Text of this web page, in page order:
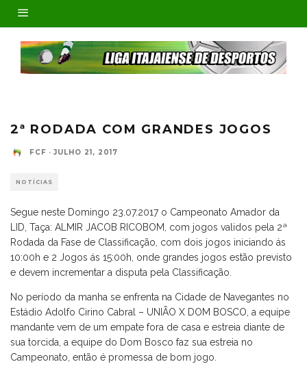
2ª RODADA COM GRANDES JOGOS
FCF · JULHO 21, 2017
NOTÍCIAS
Segue neste Domingo 23.07.2017 o Campeonato Amador da
LID, Taça: ALMIR JACOB RICOBOM, com jogos validos pela 2ª
Rodada da Fase de Classificação, com dois jogos iniciando ás
10:00h e 2 Jogos ás 15:00h, onde grandes jogos estão previsto
e devem incrementar a disputa pela Classificação.
No período da manha se enfrenta na Cidade de Navegantes no
Estádio Adolfo Cirino Cabral – UNIÃO X DOM BOSCO, a equipe
mandante vem de um empate fora de casa e estreia diante de
sua torcida, a equipe do Dom Bosco faz sua estreia no
Campeonato, então é promessa de bom jogo.